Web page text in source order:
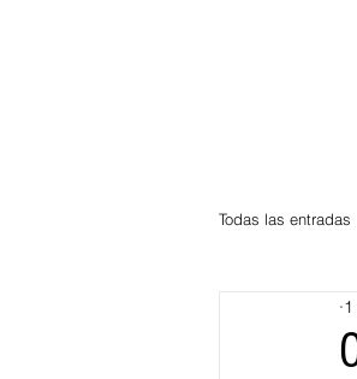
Todas las entradas